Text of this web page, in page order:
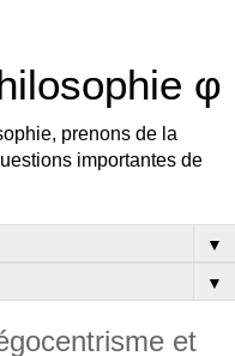
φ
prenons de la
importantes de
▼
▼
et